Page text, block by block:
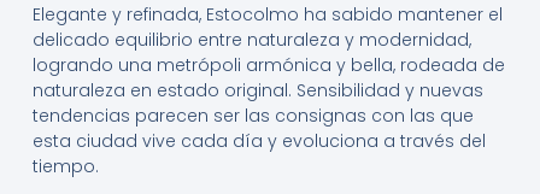
Elegante y refinada, Estocolmo ha sabido mantener el
delicado equilibrio entre naturaleza y modernidad,
logrando una metrópoli armónica y bella, rodeada de
naturaleza en estado original. Sensibilidad y nuevas
tendencias parecen ser las consignas con las que
esta ciudad vive cada día y evoluciona a través del
tiempo.